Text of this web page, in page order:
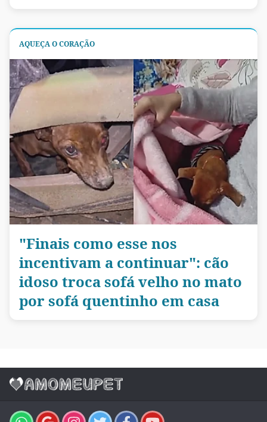
AQUEÇA O CORAÇÃO
"Finais como esse nos
incentivam a continuar": cão
idoso troca sofá velho no mato
por sofá quentinho em casa